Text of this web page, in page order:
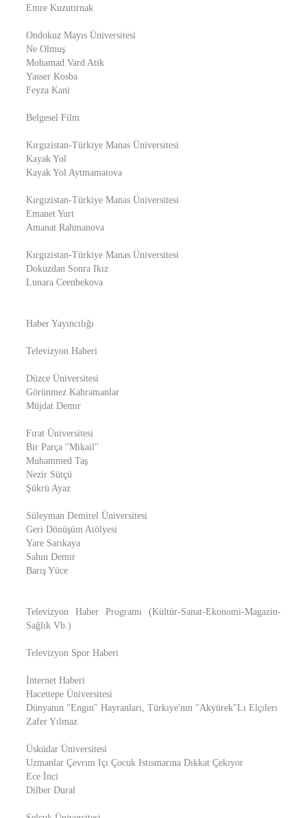
Emre Kuzutırnak
Ondokuz Mayıs Üniversitesi
Ne Olmuş
Mohamad Vard Atik
Yasser Kosba
Feyza Kani
Belgesel Film
Kırgızistan-Türkiye Manas Üniversitesi
Kayak Yol
Kayak Yol Aytmamatova
Kırgızistan-Türkiye Manas Üniversitesi
Emanet Yurt
Amanat Rahmanova
Kırgızistan-Türkiye Manas Üniversitesi
Dokuzdan Sonra Ikız
Lunara Ceenbekova
Haber Yayıncılığı
Televizyon Haberi
Düzce Üniversitesi
Görünmez Kahramanlar
Müjdat Demır
Fırat Üniversitesi
Bir Parça ''Mikail''
Muhammed Taş
Nezir Sütçü
Şükrü Ayaz
Süleyman Demirel Üniversitesi
Geri Dönüşüm Atölyesi
Yare Sarıkaya
Sahın Demır
Barış Yüce
Televizyon Haber Programı (Kültür-Sanat-Ekonomi-Magazin-
Sağlık Vb.)
Televizyon Spor Haberi
İnternet Haberi
Hacettepe Üniversitesi
Dünyanın "Engın" Hayranları, Türkıye'nın "Akyürek"Lı Elçılerı
Zafer Yılmaz
Üsküdar Üniversitesi
Uzmanlar Çevrım Içı Çocuk Istısmarına Dıkkat Çekıyor
Ece İnci
Dilber Dural